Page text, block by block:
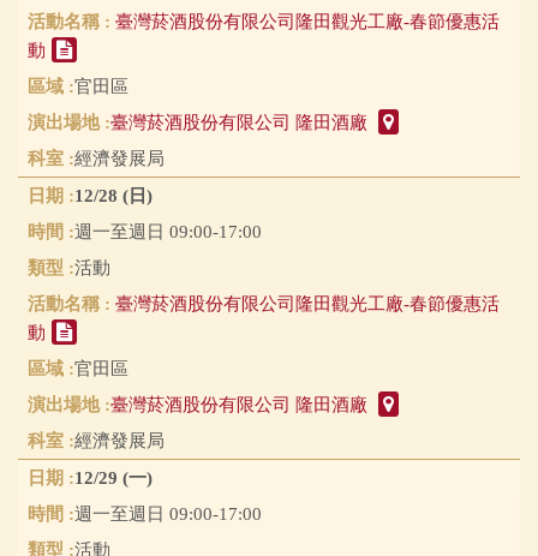
臺灣菸酒股份有限公司隆田觀光工廠-春節優惠活
動
官田區
臺灣菸酒股份有限公司 隆田酒廠
經濟發展局
12/28 (日)
週一至週日 09:00-17:00
活動
臺灣菸酒股份有限公司隆田觀光工廠-春節優惠活
動
官田區
臺灣菸酒股份有限公司 隆田酒廠
經濟發展局
12/29 (一)
週一至週日 09:00-17:00
活動